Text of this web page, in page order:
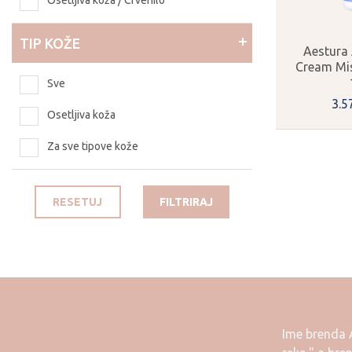
TIP KOŽE
Sve
Osetljiva koža
Za sve tipove kože
RESETUJ FILTRIRAJ
Aestura
Cream
Ime brenda